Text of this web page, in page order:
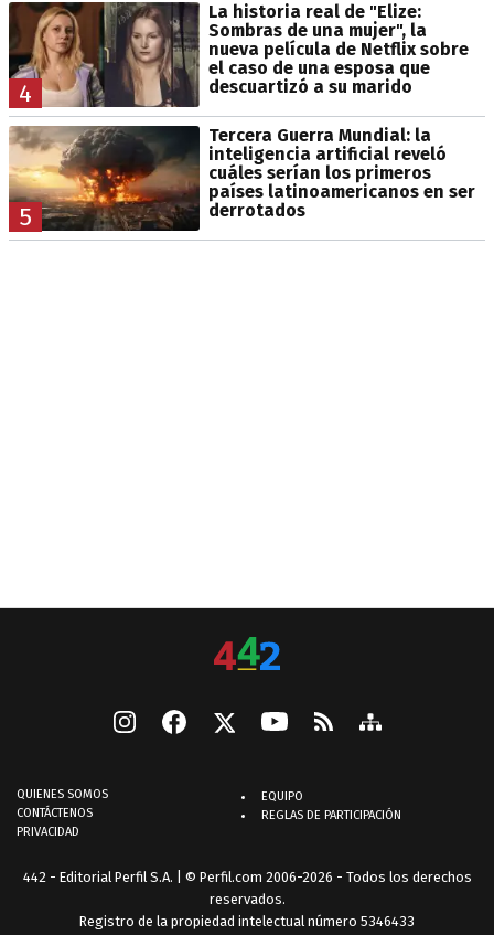
4
La historia real de "Elize:
Sombras de una mujer", la
nueva película de Netflix sobre
el caso de una esposa que
descuartizó a su marido
5
Tercera Guerra Mundial: la
inteligencia artificial reveló
cuáles serían los primeros
países latinoamericanos en ser
derrotados
QUIENES SOMOS
CONTÁCTENOS
PRIVACIDAD
EQUIPO
REGLAS DE PARTICIPACIÓN
442 - Editorial Perfil S.A. | © Perfil.com 2006-2026 - Todos los derechos
reservados.
Registro de la propiedad intelectual número 5346433